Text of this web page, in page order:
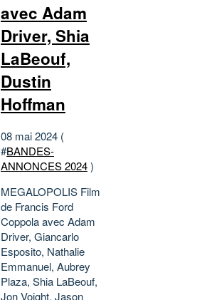
avec Adam
Driver, Shia
LaBeouf,
Dustin
Hoffman
08 mai 2024 (
#BANDES-
ANNONCES 2024)
MEGALOPOLIS Film
de Francis Ford
Coppola avec Adam
Driver, Giancarlo
Esposito, Nathalie
Emmanuel, Aubrey
Plaza, Shia LaBeouf,
Jon Voight, Jason